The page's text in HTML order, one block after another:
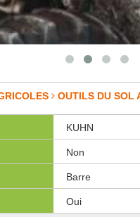
OUTILS DU SOL
KUHN
Non
Barre
Oui